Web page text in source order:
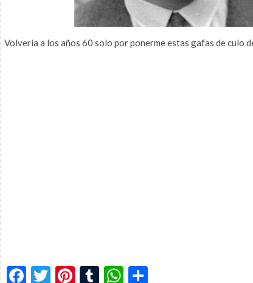
Volvería a los años 60 solo por ponerme estas gafas de culo
Facebook
Twitter
Pinterest
TumblrWhatsApp
Compartir